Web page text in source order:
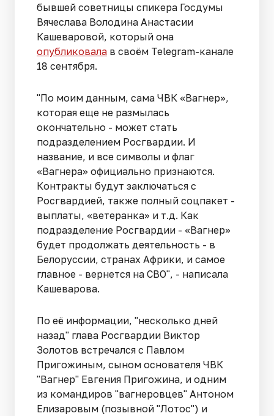
бывшей советницы спикера Госдумы
Вячеслава Володина Анастасии
Кашеваровой, который она
опубликовала в своём Telegram-канале
18 сентября.
"По моим данным, сама ЧВК «Вагнер»,
которая еще не размылась
окончательно - может стать
подразделением Росгвардии. И
название, и все символы и флаг
«Вагнера» официально признаются.
Контракты будут заключаться с
Росгвардией, также полный соцпакет -
выплаты, «ветеранка» и т.д. Как
подразделение Росгвардии - «Вагнер»
будет продолжать деятельность - в
Белоруссии, странах Африки, и самое
главное - вернется на СВО", - написала
Кашеварова.
По её информации, "несколько дней
назад" глава Росгвардии Виктор
Золотов встречался с Павлом
Пригожиным, сыном основателя ЧВК
"Вагнер" Евгения Пригожина, и одним
из командиров "вагнеровцев" Антоном
Елизаровым (позывной "Лотос") и